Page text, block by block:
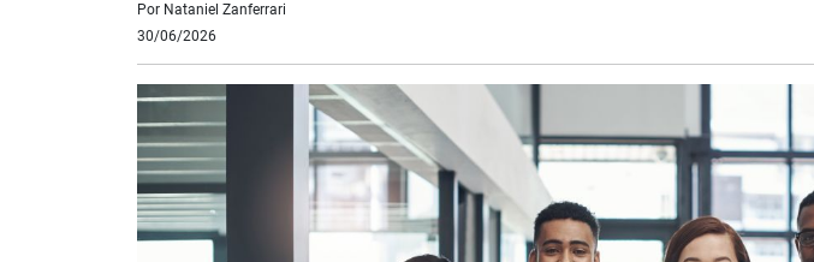
Por Nataniel Zanferrari
30/06/2026